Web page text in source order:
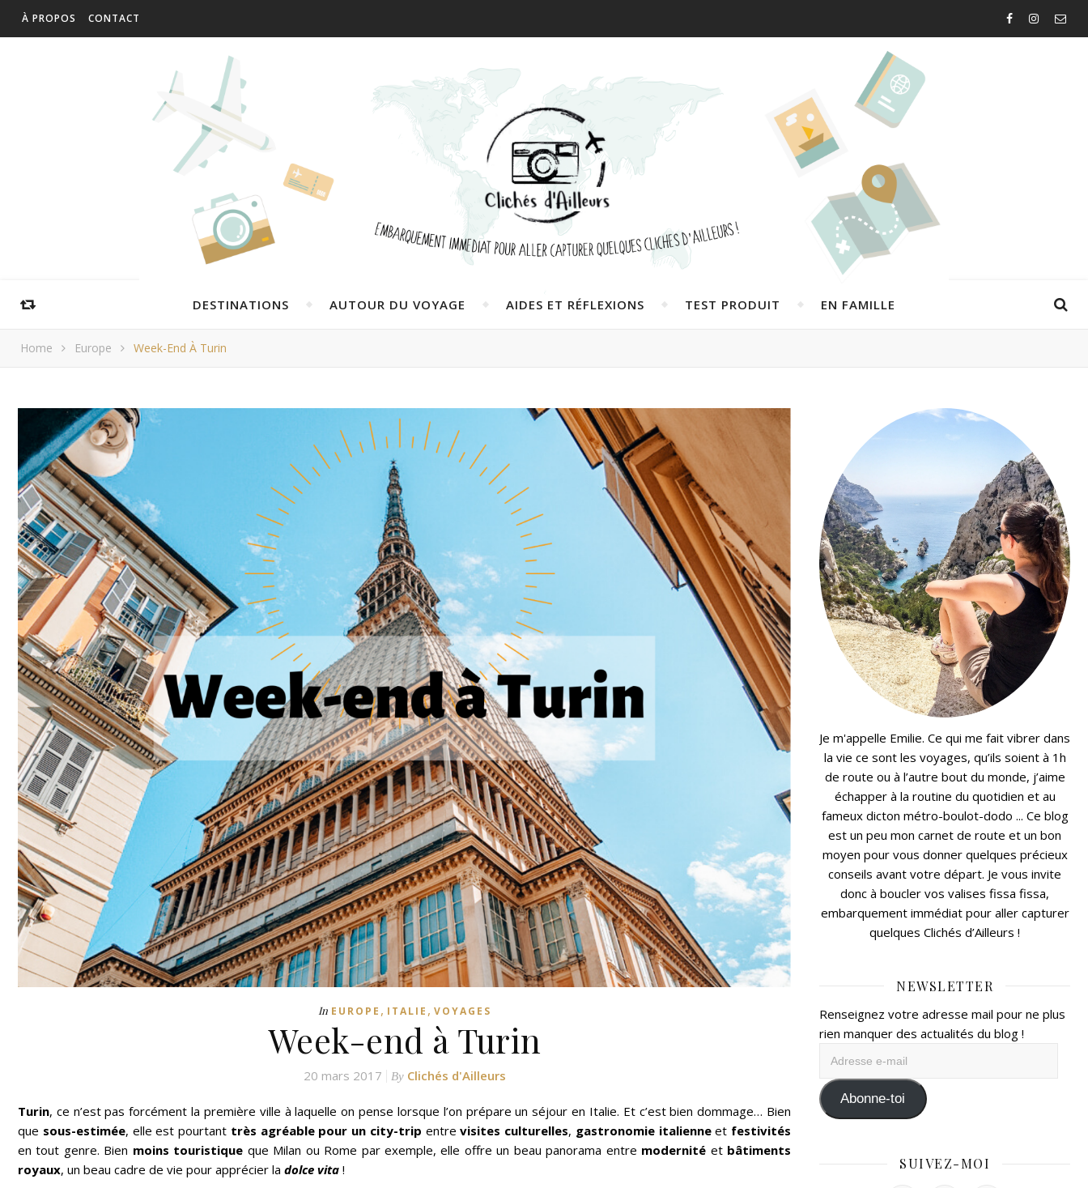
À PROPOS CONTACT
DESTINATIONS AUTOUR DU VOYAGE AIDES ET RÉFLEXIONS TEST PRODUIT EN FAMILLE
Home Europe Week-End À Turin
In EUROPE , ITALIE , VOYAGES
Week-end à Turin
20 mars 2017 By Clichés d'Ailleurs
Turin, ce n’est pas forcément la première ville à laquelle on pense lorsque l’on prépare un séjour en Italie. Et c’est bien dommage… Bien
que sous-estimée, elle est pourtant très agréable pour un city-trip entrevisites culturelles, gastronomie italienneet festivités
en tout genre. Bien moins touristique que Milan ou Rome par exemple, elle offre un beau panorama entre modernité et bâtiments
royaux, un beau cadre de vie pour apprécier la dolce vita !
Je m'appelle Emilie. Ce qui me fait vibrer dans
la vie ce sont les voyages, qu’ils soient à 1h
de route ou à l’autre bout du monde, j’aime
échapper à la routine du quotidien et au
fameux dicton métro-boulot-dodo ... Ce blog
est un peu mon carnet de route et un bon
moyen pour vous donner quelques précieux
conseils avant votre départ. Je vous invite
donc à boucler vos valises fissa fissa,
embarquement immédiat pour aller capturer
quelques Clichés d’Ailleurs !
NEWSLETTER
Renseignez votre adresse mail pour ne plus
rien manquer des actualités du blog !
mail Abonne-toi
SUIVEZ-MOI